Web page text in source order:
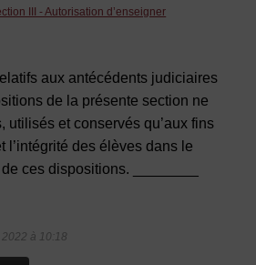
III - Autorisation d’enseigner
aux antécédents judiciaires
de la présente section ne
utilisés et conservés qu’aux fins
l’intégrité des élèves dans le
ces dispositions. ________
à 10:18